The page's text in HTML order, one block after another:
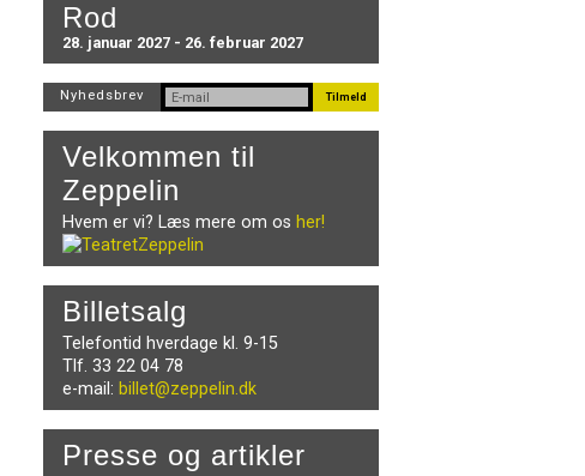
Rod
28. januar 2027 - 26. februar 2027
Nyhedsbrev
Velkommen til
Zeppelin
Hvem er vi? Læs mere om os her!
Billetsalg
Telefontid hverdage kl. 9-15
Tlf. 33 22 04 78
e-mail: billet@zeppelin.dk
Presse og artikler